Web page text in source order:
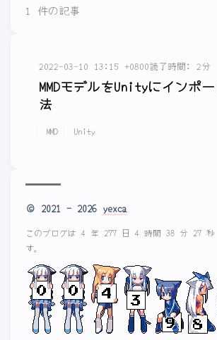
1 件の記事
2022-03-10 13:15 +0800読了時間: 2分
MMDモデルをUnityにインポ
法
MMD Unity
© 2021 - 2026 yexca
このブログは 4 年 277 日 4 時間 38 分 27 秒
す。